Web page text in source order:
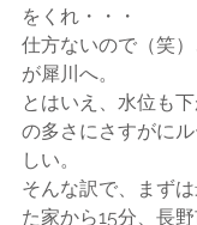
をくれ・・・
仕方ないので（笑
が犀川へ。
とはいえ、水位も
の多さにさすがに
しい。
そんな訳で、まず
た家から15分、長